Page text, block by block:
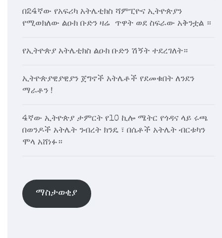
በ24ኛው የአፍሪካ አትሌቲክስ ሻምፒዮና ኢትዮጵያን
የሚወክለው ልዑክ ቡድን ዛሬ ጥዋት ወደ ስፍራው አቅንቷል ።
የኢትዮጵያ አትሌቲክስ ልዑክ ቡድን ሽኝት ተደረገለት።
ኢትዮጵያዊያዊያን ጀግኖች አትሌቶች የደመቁበት ለንደን
ማራቶን !
4ኛው ኢትዮጵያ ታምርት የ10 ኪሎ ሜትር የጎዳና ላይ ሩጫ
በወንዶች አትሌት ንብረት ክንዴ ፣ በሴቶች አትሌት ብርቱካን
ሞላ አሸነፉ።
ማስታወቂያ